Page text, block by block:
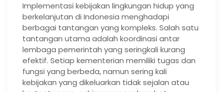
Implementasi kebijakan lingkungan hidup yang
berkelanjutan di Indonesia menghadapi
berbagai tantangan yang kompleks. Salah satu
tantangan utama adalah koordinasi antar
lembaga pemerintah yang seringkali kurang
efektif. Setiap kementerian memiliki tugas dan
fungsi yang berbeda, namun sering kali
kebijakan yang dikeluarkan tidak sejalan atau